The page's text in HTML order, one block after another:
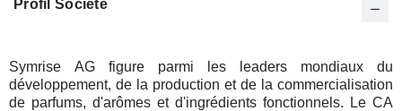
Profil Société
Symrise AG figure parmi les leaders mondiaux du
développement, de la production et de la commercialisation
de parfums, d'arômes et d'ingrédients fonctionnels. Le CA